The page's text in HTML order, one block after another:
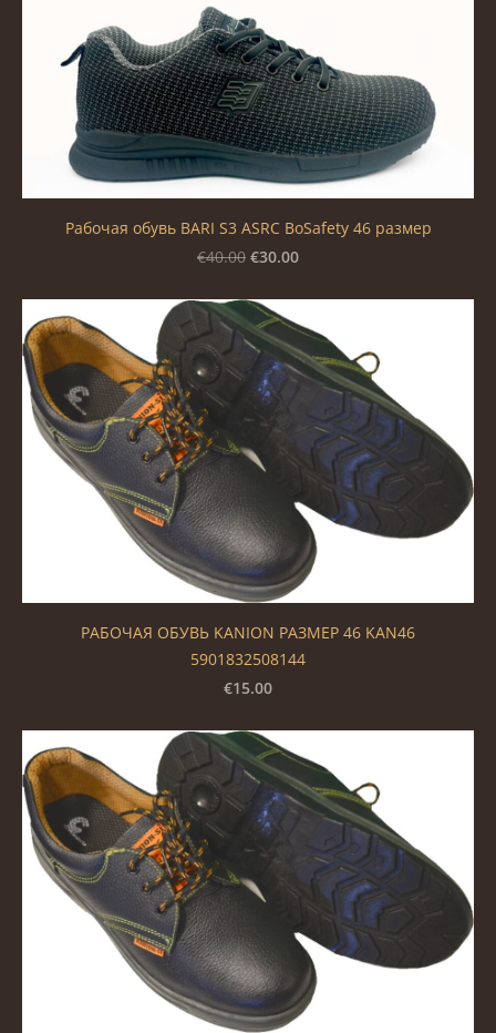
Рабочая обувь BARI S3 A​​SRC BoSafety 46 размер
€40.00 €30.00
РАБОЧАЯ ОБУВЬ KANION РАЗМЕР 46 KAN46
5901832508144
€15.00